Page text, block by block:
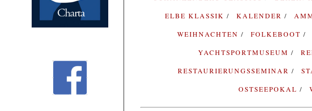
ELBE KLASSIK
KALENDER
WEIHNACHTEN
FOLKEBOOT
YACHTSPORTMUSEUM
RESTAURIERUNGSSEMINAR
OSTSEEPOKAL